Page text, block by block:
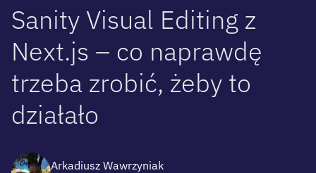
Sanity Visual Editing z
Next.js – co naprawdę
trzeba zrobić, żeby to
działało
Arkadiusz Wawrzyniak